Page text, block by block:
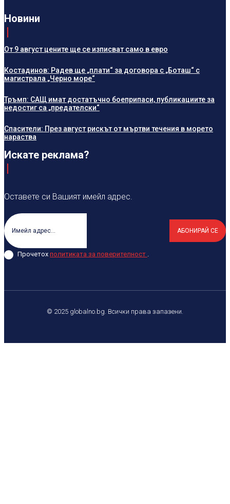
Новини
От 9 август цените ще се изписват само в евро
Костадинов: Радев ще „плати“ за договора с „Боташ“ с
магистрала „Черно море“
Тръмп: САЩ имат достатъчно боеприпаси, публикациите за
недостиг са „предателски“
Спасители: През август рискът от мъртви течения в морето
нараства
Искате реклама?
Оставете си Вашият имейл адрес.
АБОНИРАЙ СЕ
Прочетох политиката за поверителност .
© 2025 globalno.bg. Всички права запазени.